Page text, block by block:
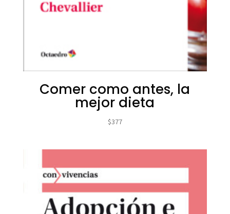
Comer como antes, la
mejor dieta
$377